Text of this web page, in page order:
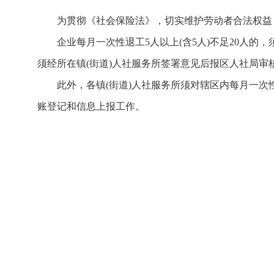
为贯彻《社会保险法》，切实维护劳动者合法权益
企业每月一次性退工5人以上(含5人)不足20人的，
须经所在镇(街道)人社服务所签署意见后报区人社局
此外，各镇(街道)人社服务所须对辖区内每月一次
账登记和信息上报工作。